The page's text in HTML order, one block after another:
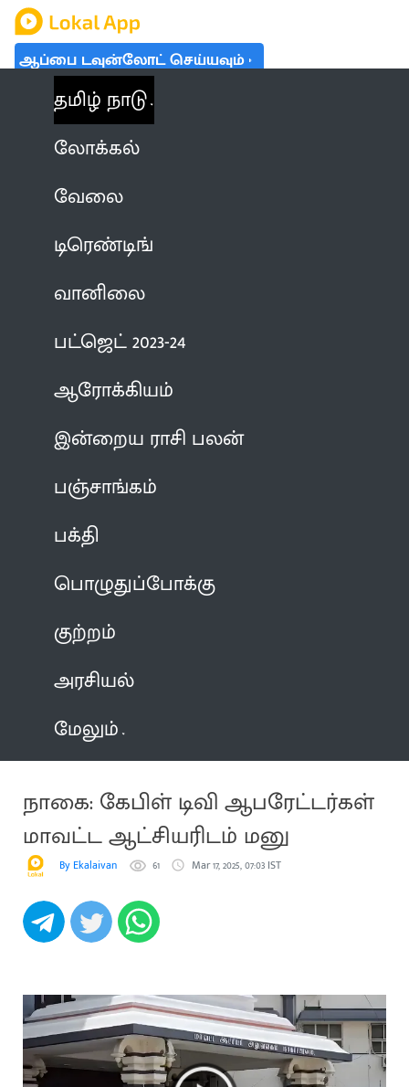
ஆப்பை டவுன்லோட் செய்யவும்
தமிழ் நாடு
லோக்கல்
வேலை
டிரெண்டிங்
வானிலை
பட்ஜெட் 2023-24
ஆரோக்கியம்
இன்றைய ராசி பலன்
பஞ்சாங்கம்
பக்தி
பொழுதுப்போக்கு
குற்றம்
அரசியல்
மேலும்
நாகை: கேபிள் டிவி ஆபரேட்டர்கள்
மாவட்ட ஆட்சியரிடம் மனு
By Ekalaivan 61 Mar 17, 2025, 07:03 IST